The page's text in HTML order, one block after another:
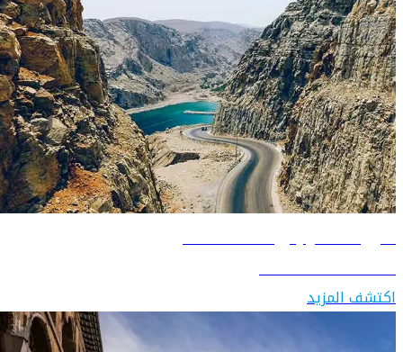
دليل السفر إلى سلطنة عُمان
اكتشف سلطنة عُمان
اكتشف المزيد